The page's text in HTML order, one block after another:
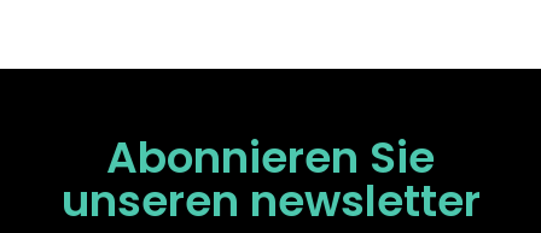
Abonnieren Sie
unseren newsletter